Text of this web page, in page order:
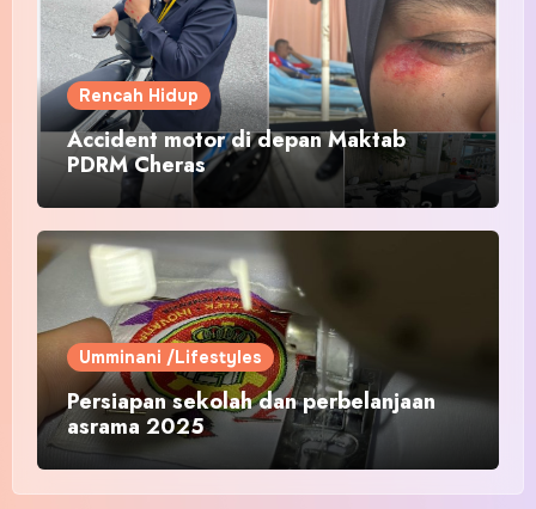
Rencah Hidup
Accident motor di depan Maktab
PDRM Cheras
Umminani /Lifestyles
Persiapan sekolah dan perbelanjaan
asrama 2025